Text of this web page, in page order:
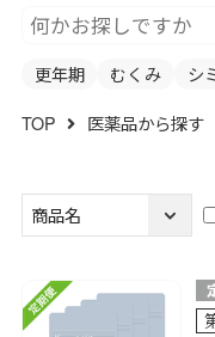
更年期 むくみ シ
TOP 医薬品から探す